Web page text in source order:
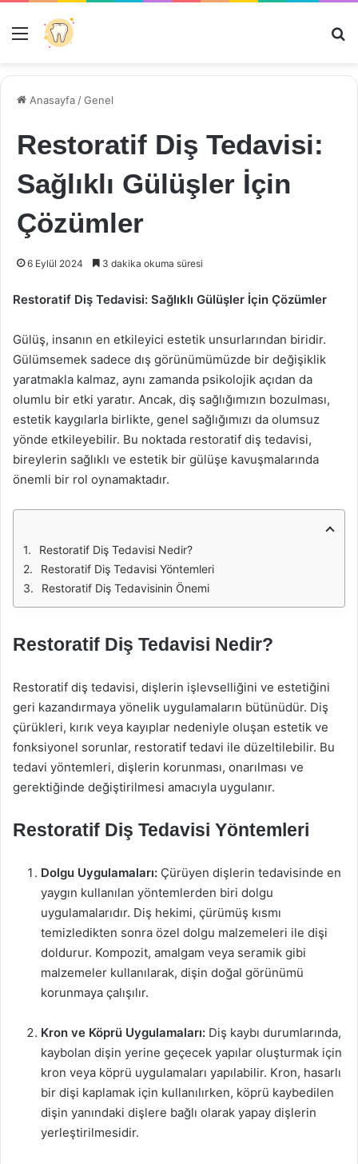
Menü
Anasayfa /Genel
Restoratif Diş Tedavisi:
Sağlıklı Gülüşler İçin
Çözümler
6 Eylül 2024 3 dakika okuma süresi
Restoratif Diş Tedavisi: Sağlıklı Gülüşler İçin Çözümler
Gülüş, insanın en etkileyici estetik unsurlarından biridir.
Gülümsemek sadece dış görünümümüzde bir değişiklik
yaratmakla kalmaz, aynı zamanda psikolojik açıdan da
olumlu bir etki yaratır. Ancak, diş sağlığımızın bozulması,
estetik kaygılarla birlikte, genel sağlığımızı da olumsuz
yönde etkileyebilir. Bu noktada restoratif diş tedavisi,
bireylerin sağlıklı ve estetik bir gülüşe kavuşmalarında
önemli bir rol oynamaktadır.
Restoratif Diş Tedavisi Nedir?
Restoratif Diş Tedavisi Yöntemleri
Restoratif Diş Tedavisinin Önemi
Restoratif Diş Tedavisi Nedir?
Restoratif diş tedavisi, dişlerin işlevselliğini ve estetiğini
geri kazandırmaya yönelik uygulamaların bütünüdür. Diş
çürükleri, kırık veya kayıplar nedeniyle oluşan estetik ve
fonksiyonel sorunlar, restoratif tedavi ile düzeltilebilir. Bu
tedavi yöntemleri, dişlerin korunması, onarılması ve
gerektiğinde değiştirilmesi amacıyla uygulanır.
Restoratif Diş Tedavisi Yöntemleri
Dolgu Uygulamaları: Çürüyen dişlerin tedavisinde en
yaygın kullanılan yöntemlerden biri dolgu
uygulamalarıdır. Diş hekimi, çürümüş kısmı
temizledikten sonra özel dolgu malzemeleri ile dişi
doldurur. Kompozit, amalgam veya seramik gibi
malzemeler kullanılarak, dişin doğal görünümü
korunmaya çalışılır.
Kron ve Köprü Uygulamaları: Diş kaybı durumlarında,
kaybolan dişin yerine geçecek yapılar oluşturmak için
kron veya köprü uygulamaları yapılabilir. Kron, hasarlı
bir dişi kaplamak için kullanılırken, köprü kaybedilen
dişin yanındaki dişlere bağlı olarak yapay dişlerin
yerleştirilmesidir.